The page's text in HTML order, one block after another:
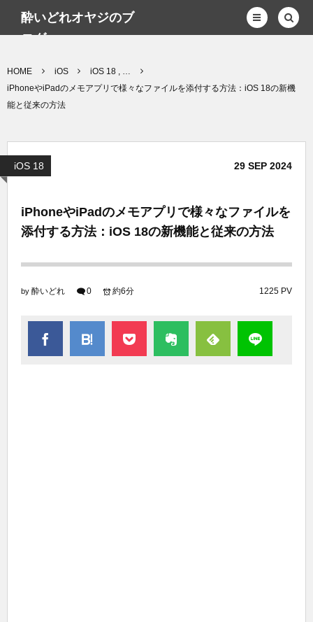
酔いどれオヤジのブ
ログwp
HOME iOS
iOS 18 , …
iPhoneやiPadのメモアプリで様々なファイルを添付する方法：iOS 18の新機
能と従来の方法
iOS 18 29 SEP 2024
iPhoneやiPadのメモアプリで様々なファイルを
添付する方法：iOS 18の新機能と従来の方法
by 酔いどれ 0 1225 PV
約6分